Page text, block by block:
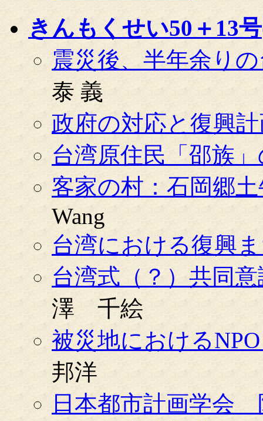
きんもくせい50＋13
震災後、半年余り
泰 義
政府の対応と復興
台湾原住民「邵族
客家の村：石岡郷
Wang
台湾における復興
台湾式（？）共同
澤 千絵
被災地における
邦洋
日本都市計画学会